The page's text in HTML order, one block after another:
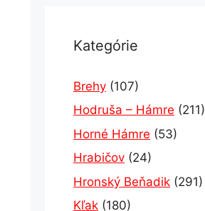
Kategórie
Brehy (107)
Hodruša – Hámre (211)
Horné Hámre (53)
Hrabičov (24)
Hronský Beňadik (291)
Kľak (180)